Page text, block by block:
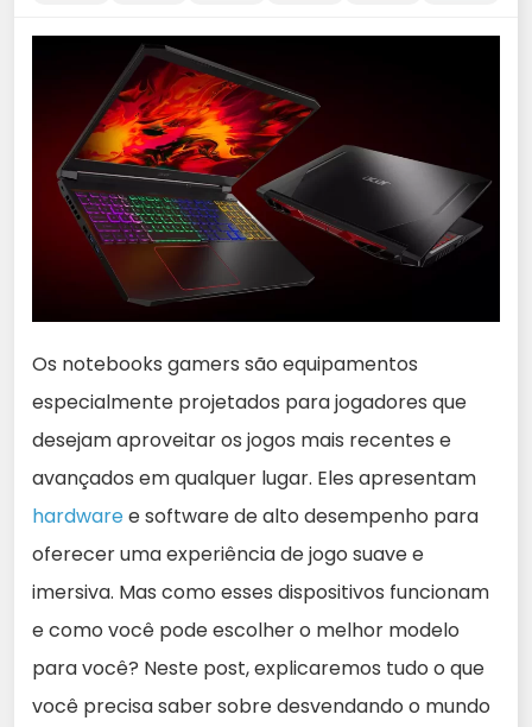
Os notebooks gamers são equipamentos
especialmente projetados para jogadores que
desejam aproveitar os jogos mais recentes e
avançados em qualquer lugar. Eles apresentam
hardwaree software de alto desempenho para
oferecer uma experiência de jogo suave e
imersiva. Mas como esses dispositivos funcionam
e como você pode escolher o melhor modelo
para você? Neste post, explicaremos tudo o que
você precisa saber sobre desvendando o mundo